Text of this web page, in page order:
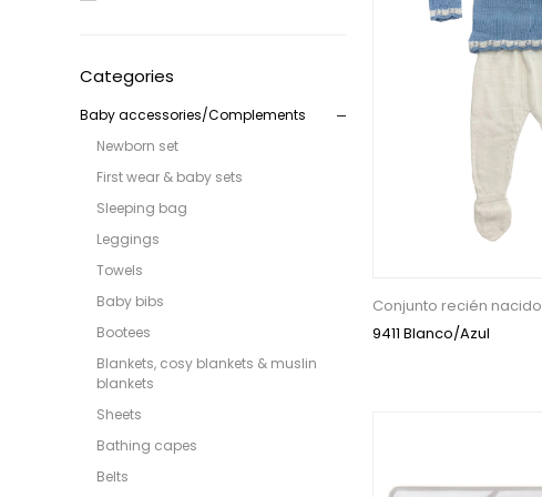
Categories
Baby accessories/Complements
Newborn set
First wear & baby sets
Sleeping bag
Leggings
Towels
Baby bibs
Bootees
Blankets, cosy blankets & muslin
blankets
Sheets
Bathing capes
Belts
Conjunto recién nacido
9411 Blanco/Azul